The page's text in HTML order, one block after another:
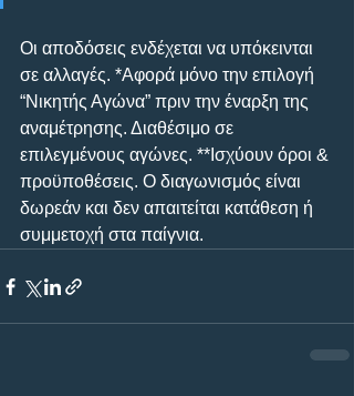
Οι αποδόσεις ενδέχεται να υπόκεινται
σε αλλαγές. *Αφορά μόνο την επιλογή
“Νικητής Αγώνα” πριν την έναρξη της
αναμέτρησης. Διαθέσιμο σε
επιλεγμένους αγώνες. **Ισχύουν όροι &
προϋποθέσεις. Ο διαγωνισμός είναι
δωρεάν και δεν απαιτείται κατάθεση ή
συμμετοχή στα παίγνια.